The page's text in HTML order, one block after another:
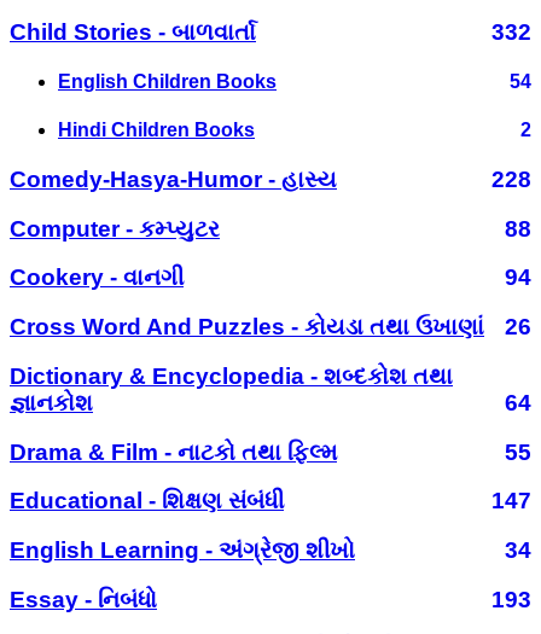
Child Stories - બાળવાર્તા
332
English Children Books 54
Hindi Children Books 2
Comedy-Hasya-Humor - હાસ્ય
228
Computer - કમ્પ્યુટર
88
Cookery - વાનગી
94
Cross Word And Puzzles - કોયડા તથા ઉખાણાં
26
Dictionary & Encyclopedia - શબ્દકોશ તથા
જ્ઞાનકોશ
64
Drama & Film - નાટકો તથા ફિલ્મ
55
Educational - શિક્ષણ સંબંધી
147
English Learning - અંગ્રેજી શીખો
34
Essay - નિબંધો
193